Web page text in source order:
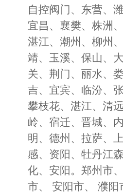
自控阀门、东营、
宜昌、襄樊、株洲
湛江、潮州、柳州
靖、玉溪、保山、
关、荆门、丽水、
吉、宜宾、临汾、
攀枝花、湛江、清
岭、宿迁、晋城、
明、德州、拉萨、
感、资阳、牡丹江
化、安阳。郑州市
市、 安阳市、 濮